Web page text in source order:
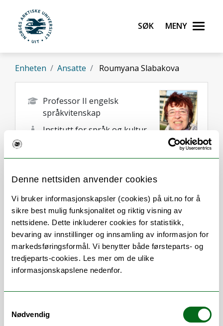
Denne nettsiden anvender cookies
Vi bruker informasjonskapsler (cookies) på uit.no for å
sikre best mulig funksjonalitet og riktig visning av
nettsidene. Dette inkluderer cookies for statistikk,
bevaring av innstillinger og innsamling av informasjon for
markedsføringsformål. Vi benytter både førsteparts- og
tredjeparts-cookies. Les mer om de ulike
informasjonskapslene nedenfor.
Nødvendig
Gå til hovedinnhold
UiT Norges arktiske universitet
Søk Meny
Enheten Ansatte Roumyana Slabakova
Professor II engelsk
språkvitenskap
Institutt for språk og kultur
Om
Forskning og undervisning
Publikasjoner